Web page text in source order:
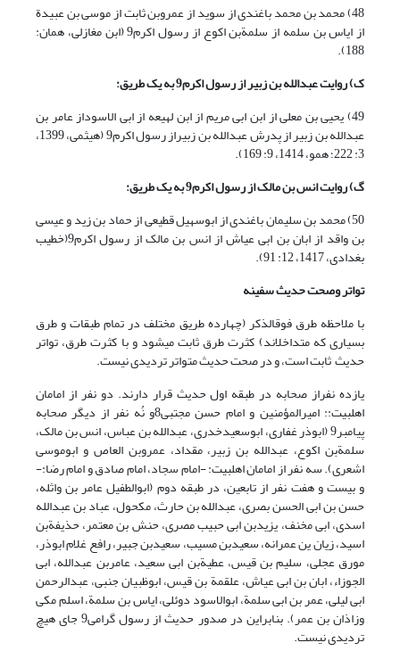
48) محمد بن محمد باغندی از سوید از عمروبن ثابت از موسی بن عبیدة
از ایاس بن سلمه از سلمةبن اکوع از رسول اکرم9 (ابن مغازلی، همان:
188).
ک) روایت عبدالله بن زبیر از رسول اکرم9به یک طریق:
49) یحیی بن معلی از ابن ابی مریم از ابن لهیعه از ابی الاسوداز عامر بن
عبدالله بن زبیر از پدرش عبدالله بن زبیراز رسول اکرم9 (هیثمی، 1399،
3: 222؛ همو، 1414، 9: 169).
گ) روایت انس بن مالک از رسول اکرم9به یک طریق:
50) محمد بن سلیمان باغندی از ابوسهیل قطیعی از حماد بن زید و عیسی
بن واقد از ابان بن ابی عیاش از انس بن مالک از رسول اکرم9(خطیب
بغدادی، 1417، 12: 91).
تواتر وصحت حدیث سفینه
با ملاحظه طرق فوق‏الذکر (چهارده طریق مختلف در تمام طبقات و طرق
بسیاری که متداخل‏اند) کثرت طرق ثابت می‏شود و با کثرت طرق، تواتر
حدیث ثابت است، و در صحت حدیث متواتر تردیدی نیست.
یازده نفراز صحابه در طبقه اول حدیث قرار دارند. دو نفر از امامان
اهل‏بیت:: امیرالمؤمنین و امام حسن مجتبی8و نُه نفر از دیگر صحابه
پیامبر9 (ابوذر غفاری، ابوسعیدخدری، عبدالله بن عباس، انس بن مالک،
سلمةبن اکوع، عبدالله بن زبیر، مقداد، عمروبن العاص و ابوموسی
اشعری). سه نفر از امامان اهل‏بیت: -امام سجاد، امام صادق و امام رضا:-
و بیست و هفت نفر از تابعین، در طبقه دوم (ابوالطفیل عامر بن واثله،
حسن بن ابی الحسن بصری، عبدالله بن حارث، مکحول، عباد بن عبدالله
اسدی، ابی مخنف، یزیدبن ابی حبیب مصری، حنش بن معتمر، حذیفةبن
اسید، زیان ین عمرانه، سعیدبن مسیب، سعیدبن جبیر، رافع غلام ابوذر،
مورق عجلی، سلیم بن قیس، عطیةبن ابی سعید، عامربن عبدالله، ابی
الجوزاء، ابان بن ابی عیاش، علقمة بن قیس، ابوظبیان جنبی، عبدالرحمن
ابی لیلی، عمر بن ابی سلمة، ابوالاسود دوئلی، ایاس بن سلمة، اسلم مکی
وزاذان بن عمر). بنابراین در صدور حدیث از رسول گرامی9 جای هیچ
تردیدی نیست.